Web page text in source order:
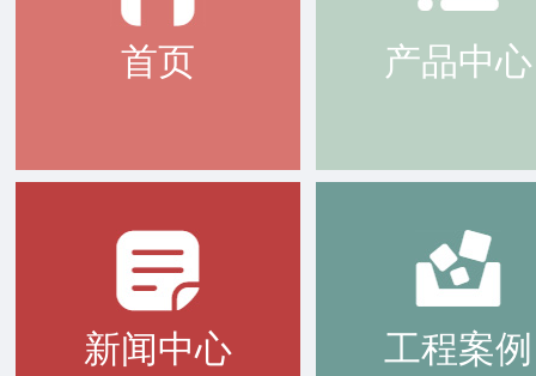
首页 产品中心
新闻中心 工程案例